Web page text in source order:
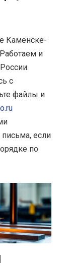
Каменске-
и
с
файлы и
если
по